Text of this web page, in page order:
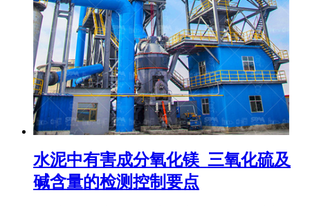
水泥中有害成分氧化镁_三氧化硫及
碱含量的检测控制要点